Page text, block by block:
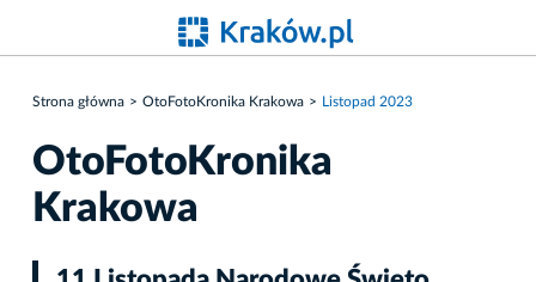
Strona główna OtoFotoKronika Krakowa Listopad 2023
OtoFotoKronika
Krakowa